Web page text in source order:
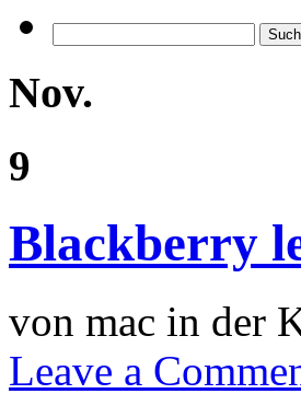
nach:
Nov.
9
Blackberry
von mac in der
Leave a